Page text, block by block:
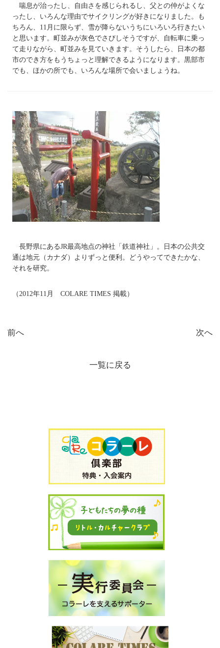
喘息が治ったし、自由さを感じられるし、父との仲がよくな
ったし、いろんな理由でサイクリングが好きになりました。も
ちろん、11月に限らず、雪が降らないうちにいろいろ行きたい
と思います。町並みが灰色でさびしそうですが、自転車に乗っ
て走りながら、町並みを見ていきます。そうしたら、日本の都
市のでき方をもうちょっと理解できるようになります。黒部市
でも、ほかの所でも、いろんな場所で会いましょうね。
長野県にあるJR最高地点の神社「鉄道神社」。日本の公共交
通は地元（カナダ）よりずっと便利。どうやってできたかな、
それを研究。
（2012年11月 COLARE TIMES 掲載）
前へ 次へ
一覧に戻る